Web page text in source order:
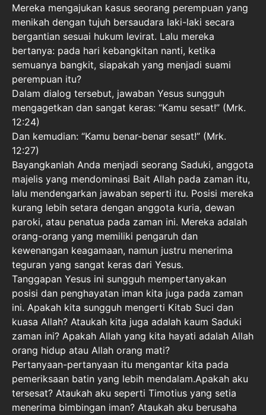
Mereka mengajukan kasus seorang perempuan yang
menikah dengan tujuh bersaudara laki-laki secara
bergantian sesuai hukum levirat. Lalu mereka
bertanya: pada hari kebangkitan nanti, ketika
semuanya bangkit, siapakah yang menjadi suami
perempuan itu?
Dalam dialog tersebut, jawaban Yesus sungguh
mengagetkan dan sangat keras: “Kamu sesat!” (Mrk.
12:24)
Dan kemudian: “Kamu benar-benar sesat!” (Mrk.
12:27)
Bayangkanlah Anda menjadi seorang Saduki, anggota
majelis yang mendominasi Bait Allah pada zaman itu,
lalu mendengarkan jawaban seperti itu. Posisi mereka
kurang lebih setara dengan anggota kuria, dewan
paroki, atau penatua pada zaman ini. Mereka adalah
orang-orang yang memiliki pengaruh dan
kewenangan keagamaan, namun justru menerima
teguran yang sangat keras dari Yesus.
Tanggapan Yesus ini sungguh mempertanyakan
posisi dan penghayatan iman kita juga pada zaman
ini. Apakah kita sungguh mengerti Kitab Suci dan
kuasa Allah? Ataukah kita juga adalah kaum Saduki
zaman ini? Apakah Allah yang kita hayati adalah Allah
orang hidup atau Allah orang mati?
Pertanyaan-pertanyaan itu mengantar kita pada
pemeriksaan batin yang lebih mendalam.Apakah aku
tersesat? Ataukah aku seperti Timotius yang setia
menerima bimbingan iman? Ataukah aku berusaha